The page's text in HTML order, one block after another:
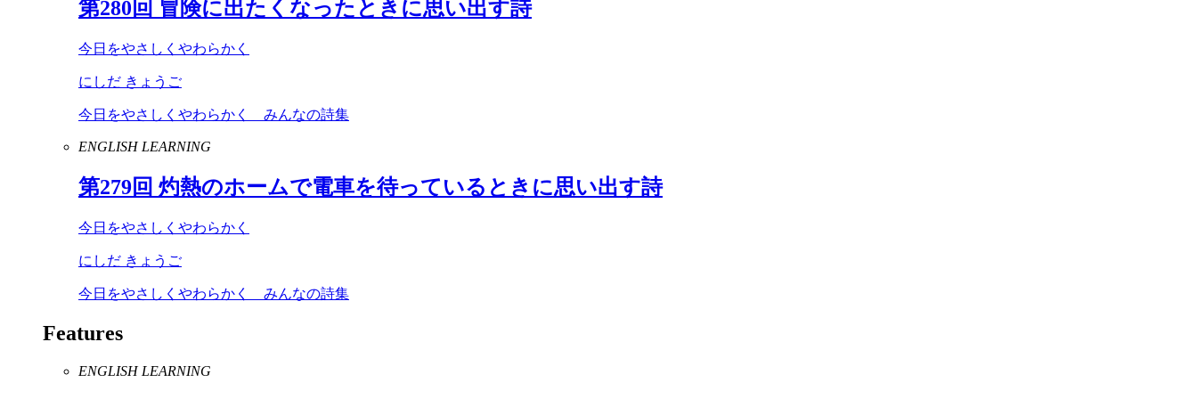
第280回 冒険に出たくなったときに思い出す詩
今日をやさしくやわらかく
にしだ きょうご
今日をやさしくやわらかく みんなの詩集
ENGLISH LEARNING
第279回 灼熱のホームで電車を待っているときに思い出す詩
今日をやさしくやわらかく
にしだ きょうご
今日をやさしくやわらかく みんなの詩集
Features
ENGLISH LEARNING